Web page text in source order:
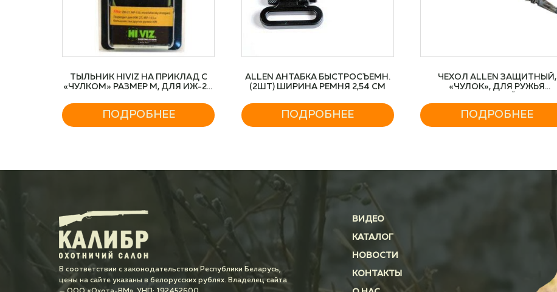
ТЫЛЬНИК HIVIZ НА ПРИКЛАД С
«ЧУЛКОМ» РАЗМЕР М, ДЛЯ ИЖ-27,
ПОДРОБНЕЕ
ALLEN АНТАБКА БЫСТРОСЪЕМН.
(2ШТ) ШИРИНА РЕМНЯ 2,54 СМ
ПОДРОБНЕЕ
ЧЕХОЛ ALLEN ЗАЩИТНЫЙ,
«ЧУЛОК», ДЛЯ РУЖЬЯ
ПОДРОБНЕЕ
В соответствии с законодательством Республики Беларусь,
цены на сайте указаны в белорусских рублях. Владелец сайта
ВИДЕО
КАТАЛОГ
НОВОСТИ
КОНТАКТЫ